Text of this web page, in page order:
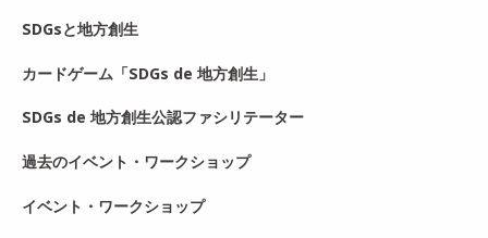
SDGsと地方創生
カードゲーム「SDGs de 地方創生」
SDGs de 地方創生公認ファシリテーター
過去のイベント・ワークショップ
イベント・ワークショップ